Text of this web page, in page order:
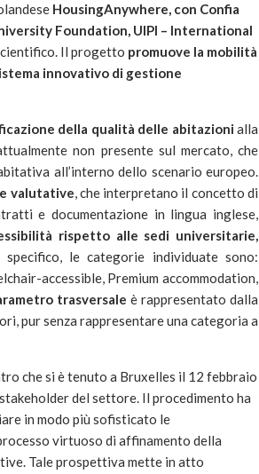
HousingAnywhere, con Confia
Foundation, UIPI – International
Il progetto promuove la mobilità
innovativo di gestione
della qualità delle abitazioni alla
non presente sul mercato, che
all’interno dello scenario europeo.
valutative, che interpretano il concetto di
e documentazione in lingua inglese,
rispetto alle sedi universitarie,
le categorie individuate sono:
accessible, Premium accommodation,
trasversale è rappresentato dalla
pur senza rappresentare una categoria a
che si è tenuto a Bruxelles il 12 febbraio
del settore. Il procedimento ha
in modo più sofisticato le
virtuoso di affinamento della
Tale prospettiva mette in atto